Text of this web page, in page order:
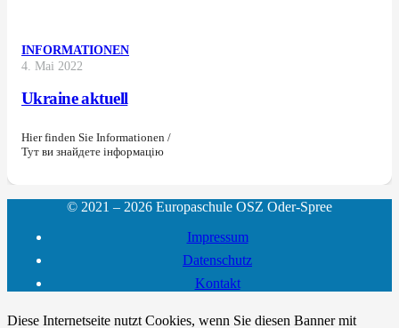
INFORMATIONEN
4. Mai 2022
Ukraine aktuell
Hier finden Sie Informationen /
Тут ви знайдете інформацію
© 2021 – 2026 Europaschule OSZ Oder-Spree
Impressum
Datenschutz
Kontakt
Diese Internetseite nutzt Cookies, wenn Sie diesen Banner mit